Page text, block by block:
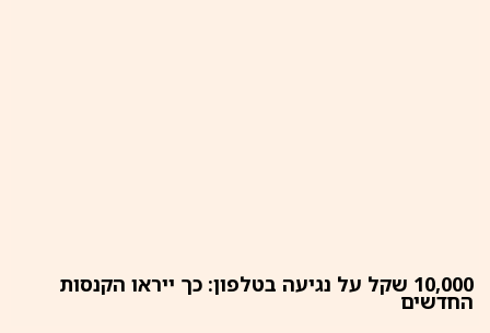
10,000 שקל על נגיעה בטלפון: כך ייראו הקנסות
החדשים